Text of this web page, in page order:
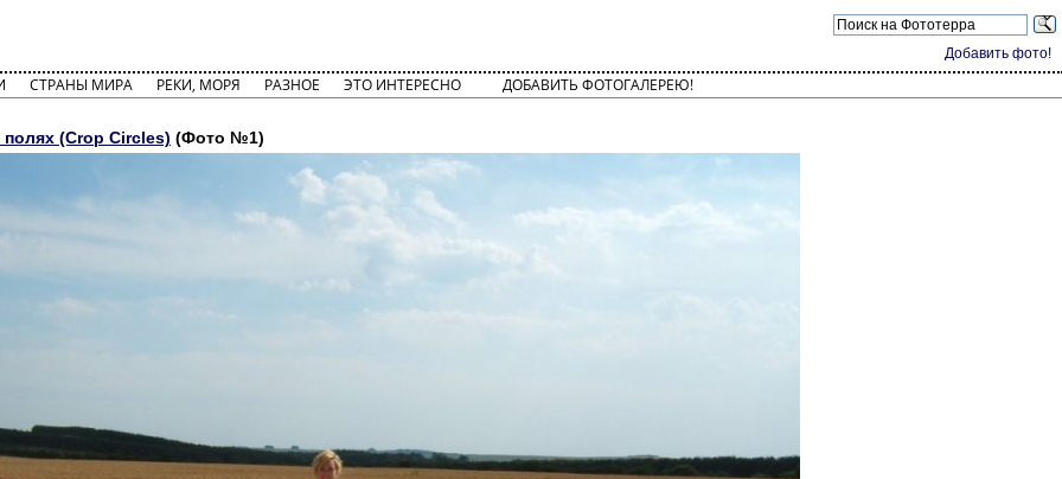
Добавить фото!
СТРАНЫ МИРА РЕКИ, МОРЯ РАЗНОЕ ЭТО ИНТЕРЕСНО ДОБАВИТЬ ФОТОГАЛЕРЕЮ!
полях (Crop Circles) (Фото №1)